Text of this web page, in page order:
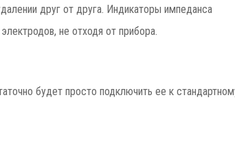
друг от друга. Индикаторы импеданса
не отходя от прибора.
будет просто подключить ее к